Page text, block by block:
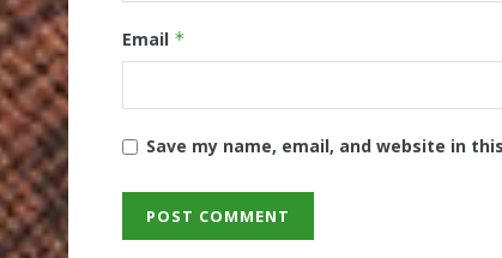
Email *
Save my name, email, and website in